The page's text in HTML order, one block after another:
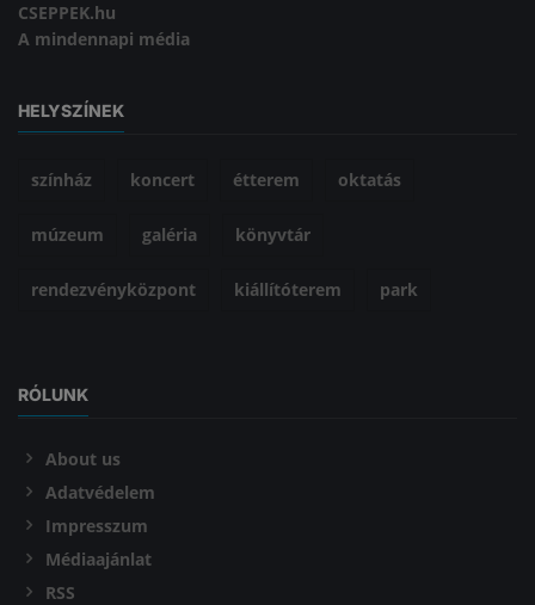
CSEPPEK.hu
A mindennapi média
HELYSZÍNEK
színház koncert étterem oktatás
múzeum galéria könyvtár
rendezvényközpont kiállítóterem park
RÓLUNK
About us
Adatvédelem
Impresszum
Médiaajánlat
RSS